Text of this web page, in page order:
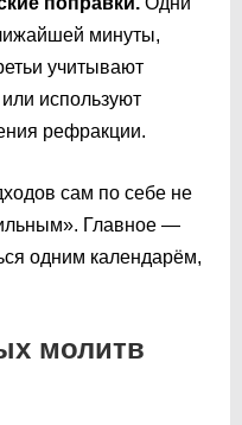
минуты,
учитывают
используют
рефракции.
сам по себе не
Главное —
одним календарём,
молитв